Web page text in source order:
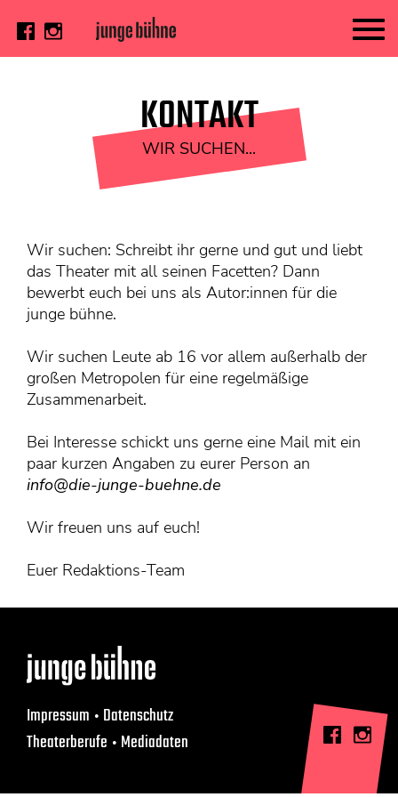
Aktuelles Heft
Alle Hefte
Festivalheft
SUCHE
KONTAKT
Mediadaten
Über uns
junge bühne-Beirat
Wir suchen…
KONTAKT
WIR SUCHEN...
Wir suchen: Schreibt ihr gerne und gut und liebt
das Theater mit all seinen Facetten? Dann
bewerbt euch bei uns als Autor:innen für die
junge bühne.
Wir suchen Leute ab 16 vor allem außerhalb der
großen Metropolen für eine regelmäßige
Zusammenarbeit.
Bei Interesse schickt uns gerne eine Mail mit ein
paar kurzen Angaben zu eurer Person an
info@die-junge-buehne.de
Wir freuen uns auf euch!
Euer Redaktions-Team
Impressum Datenschutz
Theaterberufe Mediadaten